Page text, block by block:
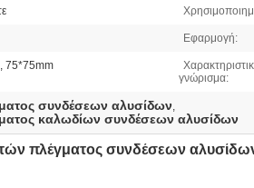
Εφαρμογή:
75*75mm
γνώρισμα:
συνδέσεων αλυσίδων,
καλωδίων συνδέσεων αλυσίδων
πλέγματος συνδέσεων